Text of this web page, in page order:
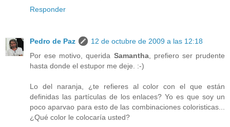
Responder
Pedro de Paz
12 de octubre de 2009 a las 12:18
Por ese motivo, querida Samantha, prefiero ser prudente
hasta donde el estupor me deje. :-)
Lo del naranja, ¿te refieres al color con el que están
definidas las partículas de los enlaces? Yo es que soy un
poco aparvao para esto de las combinaciones coloristicas...
¿Qué color le colocaría usted?